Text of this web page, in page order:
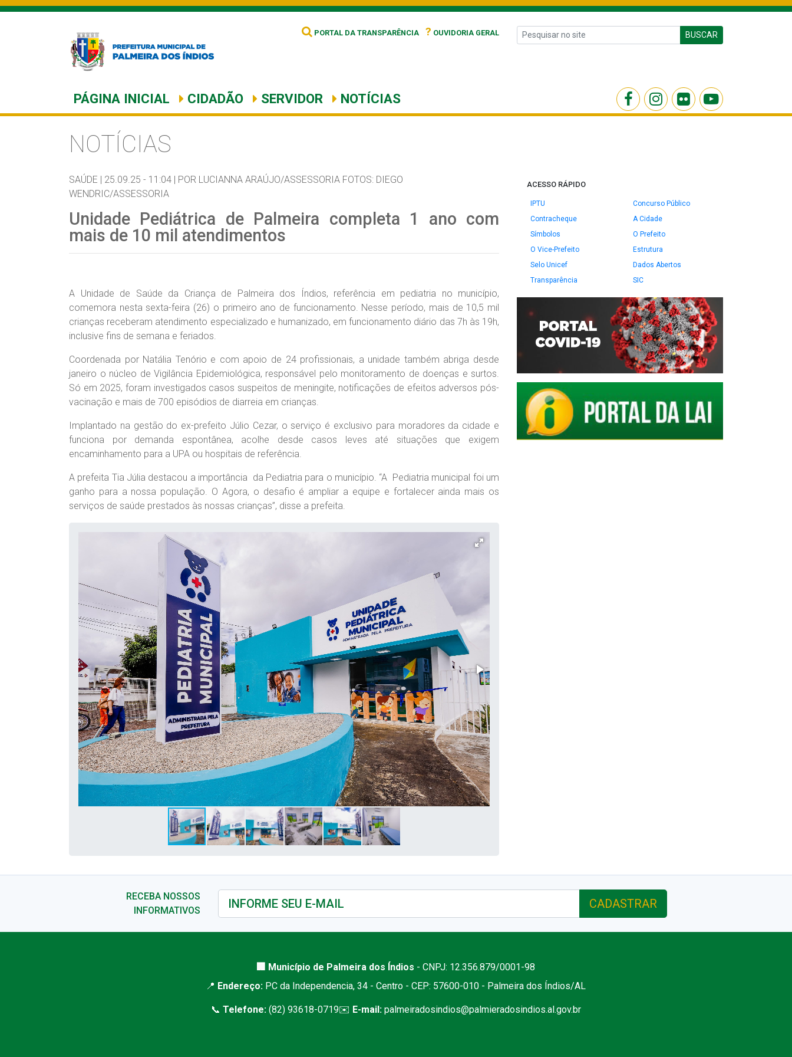
PORTAL DA TRANSPARÊNCIA ? OUVIDORIA GERAL BUSCAR
PÁGINA INICIAL CIDADÃO SERVIDOR NOTÍCIAS
NOTÍCIAS
SAÚDE | 25.09.25 - 11:04 | POR LUCIANNA ARAÚJO/ASSESSORIA FOTOS: DIEGO
WENDRIC/ASSESSORIA
Unidade Pediátrica de Palmeira completa 1 ano com
mais de 10 mil atendimentos
A Unidade de Saúde da Criança de Palmeira dos Índios, referência em pediatria no município,
comemora nesta sexta-feira (26) o primeiro ano de funcionamento. Nesse período, mais de 10,5 mil
crianças receberam atendimento especializado e humanizado, em funcionamento diário das 7h às 19h,
inclusive fins de semana e feriados.
Coordenada por Natália Tenório e com apoio de 24 profissionais, a unidade também abriga desde
janeiro o núcleo de Vigilância Epidemiológica, responsável pelo monitoramento de doenças e surtos.
Só em 2025, foram investigados casos suspeitos de meningite, notificações de efeitos adversos pós-
vacinação e mais de 700 episódios de diarreia em crianças.
Implantado na gestão do ex-prefeito Júlio Cezar, o serviço é exclusivo para moradores da cidade e
funciona por demanda espontânea, acolhe desde casos leves até situações que exigem
encaminhamento para a UPA ou hospitais de referência.
A prefeita Tia Júlia destacou a importância da Pediatria para o município. “A Pediatria municipal foi um
ganho para a nossa população. O Agora, o desafio é ampliar a equipe e fortalecer ainda mais os
serviços de saúde prestados às nossas crianças”, disse a prefeita.
ACESSO RÁPIDO
IPTU
Concurso Público
Contracheque
A Cidade
Símbolos
O Prefeito
O Vice-Prefeito
Estrutura
Selo Unicef
Dados Abertos
Transparência
SIC
RECEBA NOSSOS
INFORMATIVOS
CADASTRAR
🏢 Município de Palmeira dos Índios - CNPJ: 12.356.879/0001-98
📍 Endereço: PC da Independencia, 34 - Centro - CEP: 57600-010 - Palmeira dos Índios/AL
📞 Telefone:(82) 93618-0719✉️ E-mail: palmeiradosindios@palmieradosindios.al.gov.br